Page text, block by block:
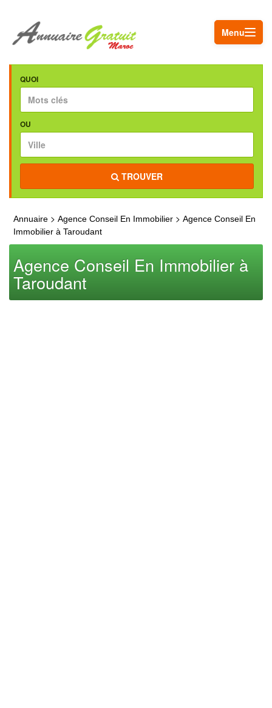
Menu
QUOI
OU
TROUVER
Annuaire > Agence Conseil En Immobilier > Agence Conseil En
Immobilier à Taroudant
Agence Conseil En Immobilier à
Taroudant